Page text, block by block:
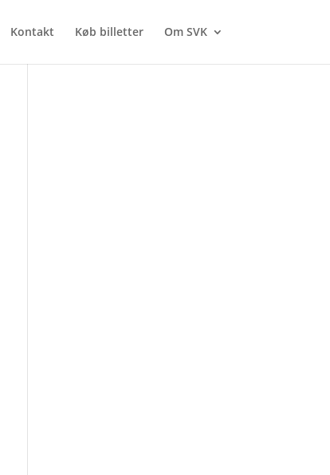
Kontakt Køb billetter Om SVK